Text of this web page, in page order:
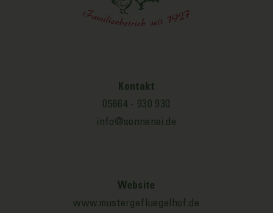
Kontakt
05664 - 930 930
info@sonnenei.de
Website
www.mustergefluegelhof.de